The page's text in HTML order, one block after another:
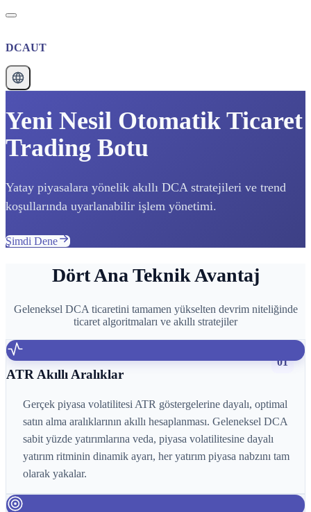
DCAUT
Yeni Nesil Otomatik Ticaret
Trading Botu
Yatay piyasalara yönelik akıllı DCA stratejileri ve trend
koşullarında uyarlanabilir işlem yönetimi.
Şimdi Dene
Dört Ana Teknik Avantaj
Geleneksel DCA ticaretini tamamen yükselten devrim niteliğinde
ticaret algoritmaları ve akıllı stratejiler
01
ATR Akıllı Aralıklar
Gerçek piyasa volatilitesi ATR göstergelerine dayalı, optimal
satın alma aralıklarının akıllı hesaplanması. Geleneksel DCA
sabit yüzde yatırımlarına veda, piyasa volatilitesine dayalı
yatırım ritminin dinamik ayarı, her yatırım piyasa nabzını tam
olarak yakalar.